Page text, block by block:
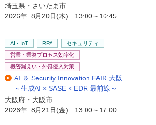
埼玉県・さいたま市
2026年 8月20日(木) 13:00～16:45
AI・IoT RPA
セキュリティ
営業・業務プロセス効率化
機密漏えい・外部侵入対策
AI ＆ Security Innovation FAIR 大阪
～生成AI × SASE × EDR 最前線～
大阪府・大阪市
2026年 8月21日(金) 13:00～17:00